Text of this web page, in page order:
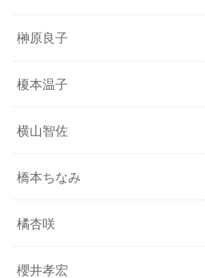
榊原良子
榎本温子
横山智佐
橋本ちなみ
橘杏咲
櫻井孝宏